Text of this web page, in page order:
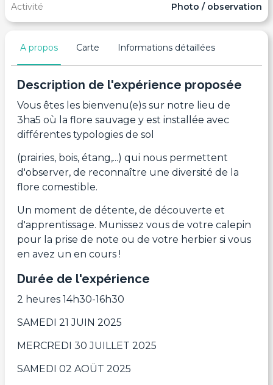
Activité Photo / observation
A propos Carte Informations détaillées
Description de l'expérience proposée
Vous êtes les bienvenu(e)s sur notre lieu de
3ha5 où la flore sauvage y est installée avec
différentes typologies de sol
(prairies, bois, étang,...) qui nous permettent
d'observer, de reconnaître une diversité de la
flore comestible.
Un moment de détente, de découverte et
d'apprentissage. Munissez vous de votre calepin
pour la prise de note ou de votre herbier si vous
en avez un en cours !
Durée de l'expérience
2 heures 14h30-16h30
SAMEDI 21 JUIN 2025
MERCREDI 30 JUILLET 2025
SAMEDI 02 AOÜT 2025